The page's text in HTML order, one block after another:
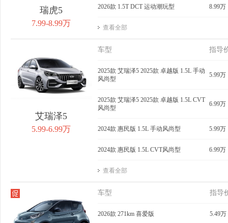
瑞虎5
7.99-8.99万
2026款 1.5T DCT 运动潮玩型 8.99万
查看全部
艾瑞泽5
5.99-6.99万
车型 指导
2025款 艾瑞泽5 2025款 卓越版 1.5L 手动
风尚型
5.99万
2025款 艾瑞泽5 2025款 卓越版 1.5L CVT
风尚型
6.99万
2024款 惠民版 1.5L 手动风尚型 5.99万
2024款 惠民版 1.5L CVT风尚型 6.99万
查看全部
车型 指导
2026款 271km 喜爱版 5.49万